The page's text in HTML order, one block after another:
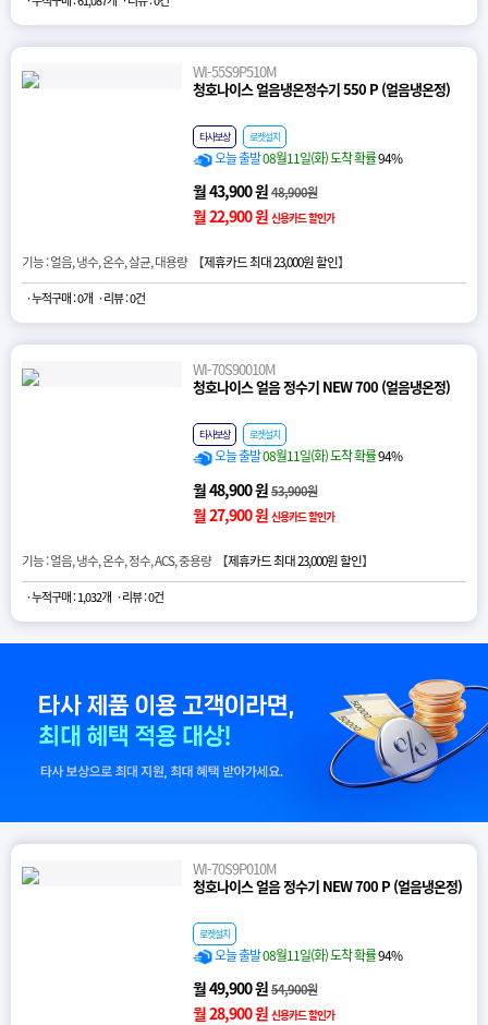
WI-55S9P510M
청호나이스 얼음냉온정수기 550 P (얼음냉온정)
타사보상 로켓설치
오늘 출발08월11일(화) 도착 확률94%
월 43,900 원48,900원
월 22,900 원 신용카드 할인가
기능 : 얼음, 냉수, 온수, 살균, 대용량 【제휴카드 최대 23,000원 할인】
· 누적구매 : 0개 · 리뷰 : 0건
WI-70S90010M
청호나이스 얼음 정수기 NEW 700 (얼음냉온정)
타사보상 로켓설치
오늘 출발08월11일(화) 도착 확률94%
월 48,900 원53,900원
월 27,900 원 신용카드 할인가
기능 : 얼음, 냉수, 온수, 정수, ACS, 중용량 【제휴카드 최대 23,000원 할인】
· 누적구매 : 1,032개 · 리뷰 : 0건
WI-70S9P010M
청호나이스 얼음 정수기 NEW 700 P (얼음냉온정)
로켓설치
오늘 출발08월11일(화) 도착 확률94%
월 49,900 원54,900원
월 28,900 원 신용카드 할인가